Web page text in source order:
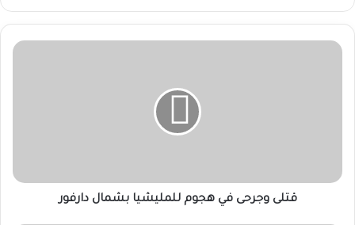
قتلى
قتلى وجرحى في هجوم للمليشيا بشمال دارفور